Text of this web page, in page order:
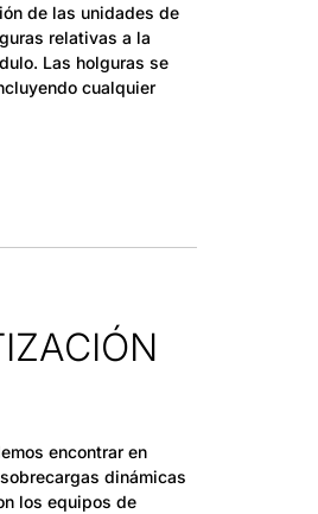
de las unidades de
relativas a la
Las holguras se
cualquier
encontrar en
dinámicas
los equipos de